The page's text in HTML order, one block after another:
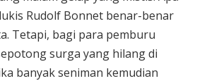
Rudolf Bonnet benar-benar
Tetapi, bagi para pemburu
surga yang hilang di
banyak seniman kemudian